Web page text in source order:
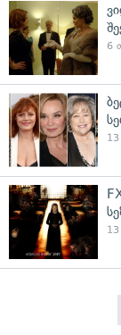
6
13
13